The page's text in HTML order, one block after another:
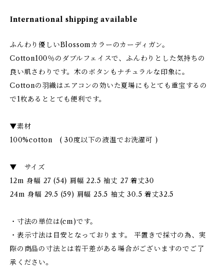
International shipping available
ふんわり優しいBlossomカラーのカーディガン。
Cotton100％のダブルフェイスで、ふんわりとした気持ちの
良い肌さわりです。木のボタンもナチュラルな印象に。
Cottonの羽織はエアコンの効いた夏場にもとても重宝するの
で1枚あるととても便利です。
▼素材
100%cotton ( 30度以下の液温でお洗濯可 )
▼ サイズ
12m 身幅 27 (54) 肩幅 22.5 袖丈 27 着丈30
24m 身幅 29.5 (59) 肩幅 25.5 袖丈 30.5 着丈32.5
・寸法の単位は(cm)です。
・表示寸法は目安となっております。 平置きで採寸の為、実
際の商品の寸法とは若干差がある場合がございますのでご了
承ください。